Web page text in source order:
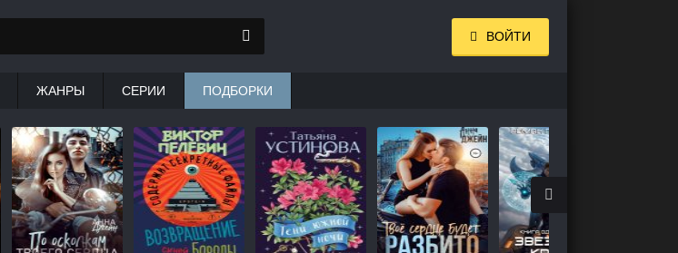
ВОЙТИ
ЖАНРЫ СЕРИИ ПОДБОРКИ